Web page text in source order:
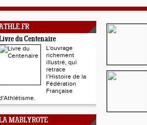
du Centenaire
L'ouvrage
richement
illustré, qui
retrace
l’Histoire de la
Fédération
Française
MABLYROTE